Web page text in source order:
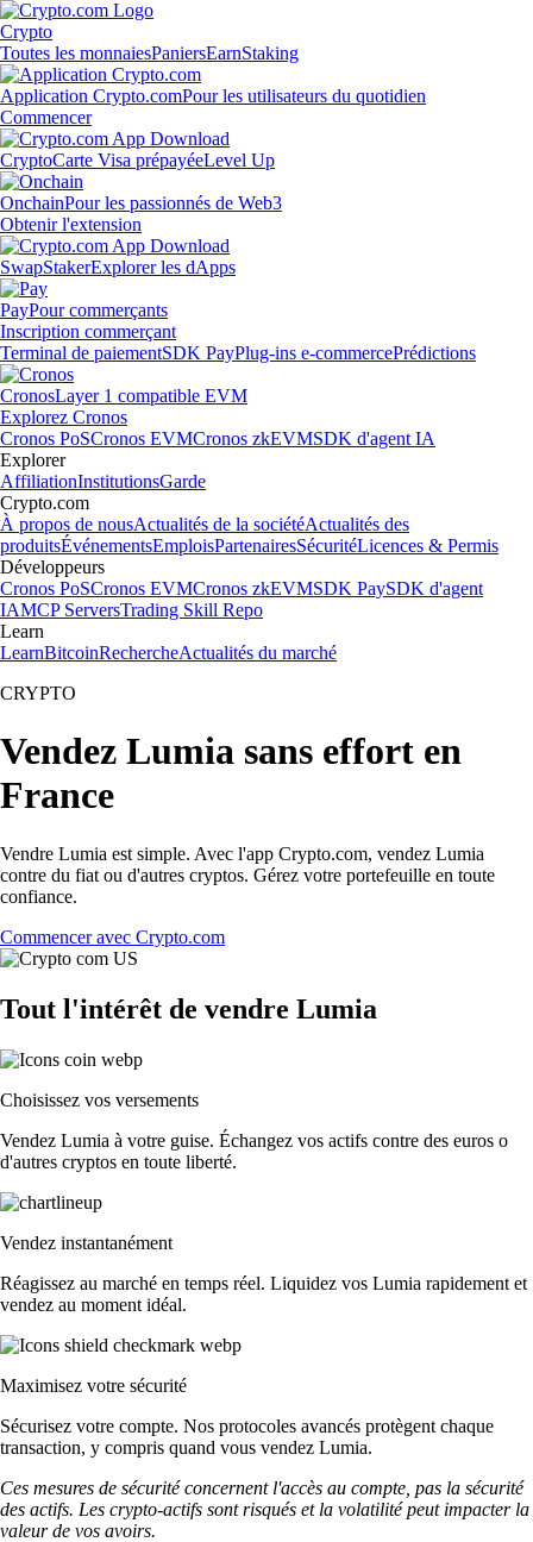
Crypto
Toutes les monnaiesPaniersEarnStaking
Application Crypto.comPour les utilisateurs du quotidien
Commencer
CryptoCarte Visa prépayéeLevel Up
OnchainPour les passionnés de Web3
Obtenir l'extension
SwapStakerExplorer les dApps
PayPour commerçants
Inscription commerçant
Terminal de paiementSDK PayPlug-ins e-commercePrédictions
CronosLayer 1 compatible EVM
Explorez Cronos
Cronos PoSCronos EVMCronos zkEVMSDK d'agent IA
Explorer
AffiliationInstitutionsGarde
Crypto.com
À propos de nousActualités de la sociétéActualités des
produitsÉvénementsEmploisPartenairesSécuritéLicences & Permis
Développeurs
Cronos PoSCronos EVMCronos zkEVMSDK PaySDK d'agent
IAMCP ServersTrading Skill Repo
Learn
LearnBitcoinRechercheActualités du marché
CRYPTO
Vendez Lumia sans effort en
France
Vendre Lumia est simple. Avec l'app Crypto.com, vendez Lumia
contre du fiat ou d'autres cryptos. Gérez votre portefeuille en toute
confiance.
Commencer avec Crypto.com
Tout l'intérêt de vendre Lumia
Choisissez vos versements
Vendez Lumia à votre guise. Échangez vos actifs contre des euros o
d'autres cryptos en toute liberté.
Vendez instantanément
Réagissez au marché en temps réel. Liquidez vos Lumia rapidement et
vendez au moment idéal.
Maximisez votre sécurité
Sécurisez votre compte. Nos protocoles avancés protègent chaque
transaction, y compris quand vous vendez Lumia.
Ces mesures de sécurité concernent l'accès au compte, pas la sécurité
des actifs. Les crypto-actifs sont risqués et la volatilité peut impacter la
valeur de vos avoirs.